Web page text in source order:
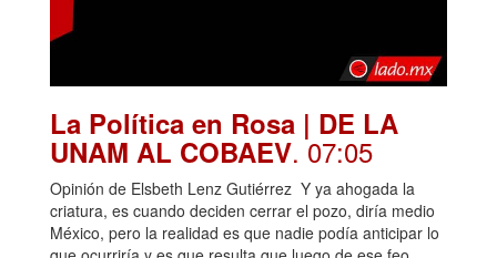
La Política en Rosa | DE LA
UNAM AL COBAEV. 07:05
Opinión de Elsbeth Lenz Gutiérrez Y ya ahogada la
criatura, es cuando deciden cerrar el pozo, diría medio
México, pero la realidad es que nadie podía anticipar lo